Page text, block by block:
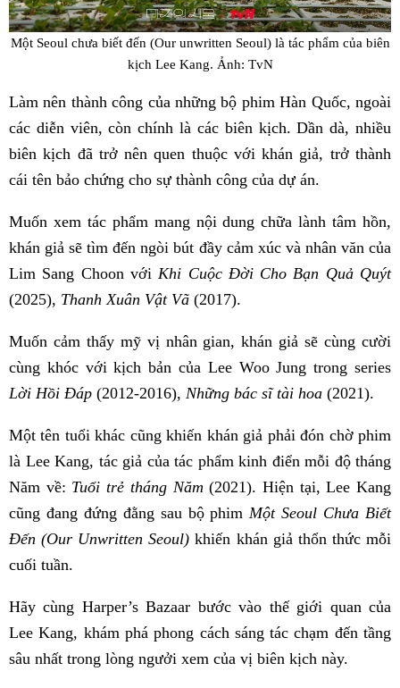
Một Seoul chưa biết đến (Our unwritten Seoul) là tác phẩm của biên
kịch Lee Kang. Ảnh: TvN
Làm nên thành công của những bộ phim Hàn Quốc, ngoài
các diễn viên, còn chính là các biên kịch. Dần dà, nhiều
biên kịch đã trở nên quen thuộc với khán giả, trở thành
cái tên bảo chứng cho sự thành công của dự án.
Muốn xem tác phẩm mang nội dung chữa lành tâm hồn,
khán giả sẽ tìm đến ngòi bút đầy cảm xúc và nhân văn của
Lim Sang Choon với Khi Cuộc Đời Cho Bạn Quả Quýt
(2025), Thanh Xuân Vật Vã (2017).
Muốn cảm thấy mỹ vị nhân gian, khán giả sẽ cùng cười
cùng khóc với kịch bản của Lee Woo Jung trong series
Lời Hồi Đáp (2012-2016), Những bác sĩ tài hoa (2021).
Một tên tuổi khác cũng khiến khán giả phải đón chờ phim
là Lee Kang, tác giả của tác phẩm kinh điển mỗi độ tháng
Năm về: Tuổi trẻ tháng Năm (2021). Hiện tại, Lee Kang
cũng đang đứng đằng sau bộ phim Một Seoul Chưa Biết
Đến (Our Unwritten Seoul) khiến khán giả thổn thức mỗi
cuối tuần.
Hãy cùng Harper’s Bazaar bước vào thế giới quan của
Lee Kang, khám phá phong cách sáng tác chạm đến tầng
sâu nhất trong lòng ngưởi xem của vị biên kịch này.